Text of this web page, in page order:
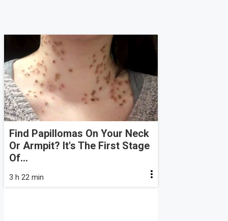
Find Papillomas On Your Neck
Or Armpit? It's The First Stage
Of...
3 h 22 min